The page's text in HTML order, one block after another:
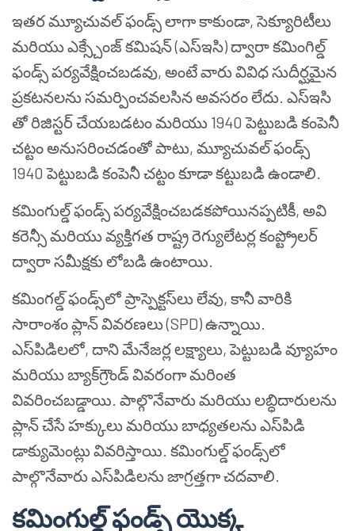
ఇతర మ్యూచువల్ ఫండ్స్ లాగా కాకుండా, సెక్యూరిటీలు
మరియు ఎక్స్చేంజ్ కమిషన్ (ఎస్ఇసి) ద్వారా కమింగిల్డ్
ఫండ్స్ పర్యవేక్షించబడవు, అంటే వారు వివిధ సుదీర్ఘమైన
ప్రకటనలను సమర్పించవలసిన అవసరం లేదు. ఎస్ఇసి
తో రిజిస్టర్ చేయబడటం మరియు 1940 పెట్టుబడి కంపెనీ
చట్టం అనుసరించడంతో పాటు, మ్యూచువల్ ఫండ్స్
1940 పెట్టుబడి కంపెనీ చట్టం కూడా కట్టుబడి ఉండాలి.
కమింగుల్డ్ ఫండ్స్ పర్యవేక్షించబడకపోయినప్పటికీ, అవి
కరెన్సీ మరియు వ్యక్తిగత రాష్ట్ర రెగ్యులేటర్ల కంప్ట్రోలర్
ద్వారా సమీక్షకు లోబడి ఉంటాయి.
కమింగల్డ్ ఫండ్స్‌లో ప్రాస్పెక్టస్‌లు లేవు, కానీ వారికి
సారాంశం ప్లాన్ వివరణలు (SPD) ఉన్నాయి.
ఎస్‌పిడిలలో, దాని మేనేజర్ల లక్ష్యాలు, పెట్టుబడి వ్యూహం
మరియు బ్యాక్‌గ్రౌండ్ వివరంగా మరింత
వివరించబడ్డాయి. పాల్గొనేవారు మరియు లబ్ధిదారులను
ప్లాన్ చేసే హక్కులు మరియు బాధ్యతలను ఎస్‌పిడి
డాక్యుమెంట్లు వివరిస్తాయి. కమింగుల్డ్ ఫండ్స్‌లో
పాల్గొనేవారు ఎస్‌పిడిలను జాగ్రత్తగా చదవాలి.
కమింగుల్డ్ ఫండ్స్ యొక్క